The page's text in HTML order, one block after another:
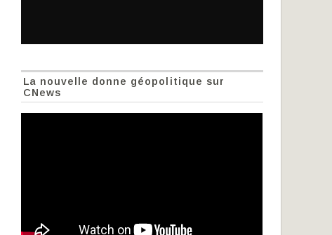
La nouvelle donne géopolitique sur
CNews